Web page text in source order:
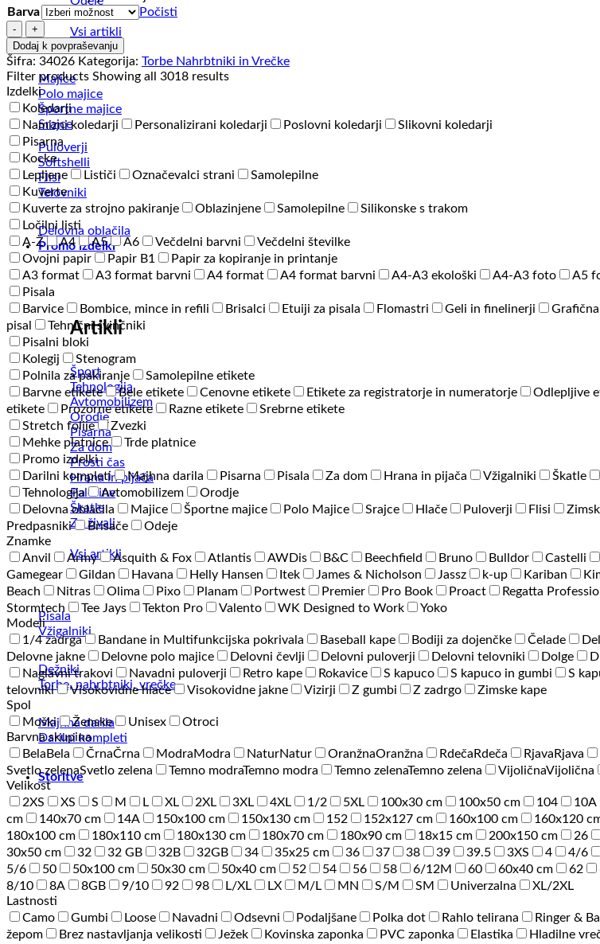
Vsi artikli
Majice
Polo majice
Športne majice
Srajce
Puloverji
Softshelli
Flisi
Telovniki
Delovna oblačila
Promo izdelki
Artikli
Šport
Tehnologija
Avtomobilizem
Orodje
Pisarna
Za dom
Prosti čas
Hrana in pijača
Palerine
Škatle
Za živali
Vsi artikli
Pisala
Vžigalniki
Dežniki
Torbe, nahrbtniki, vrečke
Majhna darila
Darilni kompleti
Storitve
Barva
Počisti
Vrečka
-
biorazgradljiva
-
Packeta
količina
Dodaj k povpraševanju
Šifra: 34026 Kategorija: Torbe Nahrbtniki in Vrečke
Filter products Showing all 3018 results
Izdelki
Koledarji
Namizni koledarji
Personalizirani koledarji Poslovni koledarji
Slikovni koledarji
Pisarna
Kocke
Lepljene
Lističi Označevalci strani
Samolepilne
Kuverte
Kuverte za strojno pakiranje
Oblazinjene Samolepilne
Silikonske s trakom
Ločilni listi
A-Ž
A4 A5 A6 Večdelni barvni
Večdelni številke
Ovojni papir
Papir B1
Papir za kopiranje in printanje
A3 format
A3 format barvni A4 format A4 format barvni A4-A3 ekološki A4-A3 foto A5
Pisala
Barvice
Bombice, mince in refili Brisalci Etuiji za pisala Flomastri Geli in finelinerji
pisal
Tehnični svinčniki
Pisalni bloki
Kolegij
Stenogram
Polnila za pakiranje
Samolepilne etikete
Barvne etikete
Bele etikete Cenovne etikete Etikete za registratorje in numeratorje Odlepljive
etikete
Prozorne etikete Razne etikete
Srebrne etikete
Stretch folije
Zvezki
Mehke platnice
Trde platnice
Promo izdelki
Darilni kompleti
Majhna darila Pisarna Pisala Za dom Hrana in pijača Vžigalniki Škatle
Tehnologija
Avtomobilizem
Orodje
Delovna oblačila
Majice Športne majice Polo Majice Srajce Hlače Puloverji Flisi
Predpasniki
Brisače
Odeje
Znamke
Anvil
Army Asquith & Fox Atlantis AWDis B&C Beechfield Bruno Bulldor Castelli
Gamegear
Gildan Havana Helly Hansen Itek James & Nicholson Jassz k-up Kariban
Beach
Nitras Olima Pixo Planam Portwest Premier Pro Book Proact Regatta
Stormtech
Tee Jays Tekton Pro Valento WK Designed to Work
Yoko
Modeli
1/4 zadrga
Bandane in Multifunkcijska pokrivala Baseball kape Bodiji za dojenčke Čelade
Delovne jakne
Delovne polo majice Delovni čevlji Delovni puloverji Delovni telovniki Dolge
Naglavni trakovi
Navadni puloverji Retro kape Rokavice S kapuco S kapuco in gumbi S
telovniki
Visokovidne hlače Visokovidne jakne Vizirji Z gumbi Z zadrgo
Zimske kape
Spol
Moški
Ženske Unisex
Otroci
Barvna skupina
Bela Bela ČrnaČrna ModraModra NaturNatur OranžnaOranžna Rdeča Rdeča Rjava Rjava
Svetlo zelenaSvetlo zelena Temno modraTemno modra Temno zelenaTemno zelena VijoličnaVijolična
Velikost
2XS
XS S M L XL 2XL 3XL 4XL 1/2 5XL 100x30 cm 100x50 cm 104 10A
cm
140x70 cm 14A 150x100 cm 150x130 cm 152 152x127 cm 160x100 cm 160x120
180x100 cm
180x110 cm 180x130 cm 180x70 cm 180x90 cm 18x15 cm 200x150 cm 26
30x50 cm
32 32 GB 32B 32GB 34 35x25 cm 36 37 38 39 39.5 3XS 4 4/6
5/6
50 50x100 cm 50x30 cm 50x40 cm 52 54 56 58 6/12M 60 60x40 cm 62
8/10
8A 8GB 9/10 92 98 L/XL LX M/L MN S/M SM Univerzalna
XL/2XL
Lastnosti
Camo
Gumbi Loose Navadni Odsevni Podaljšane Polka dot Rahlo telirana Ringer &
žepom
Brez nastavljanja velikosti Ježek Kovinska zaponka PVC zaponka Elastika Hladilne